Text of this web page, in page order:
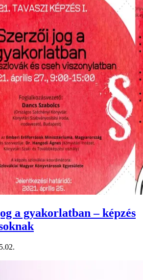
a gyakorlatban – képzés